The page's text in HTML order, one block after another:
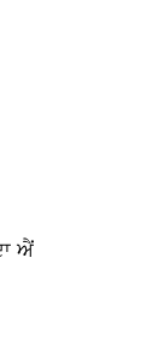
ਐਂ